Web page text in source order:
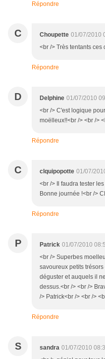
Répondre
C Choupette 01/07/2010
<br /> Très tentants ces
Répondre
D Delphine 01/07/2010
<br /> C'est logique
moëlleux!!<br /> <br />
Répondre
C clquipopotte 01/07/
<br /> Il faudra tester
Bonne journée !<br />
Répondre
P Patrick 01/07/2010
<br /> Superbes
savoureux petits
déguster et auquels il
dessus.<br /> <br />
/> Patrick<br /> <br />
Répondre
S sandra 01/07/2010